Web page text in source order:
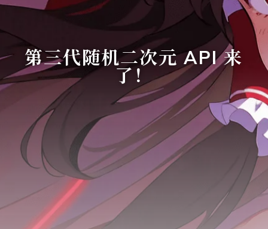
第三代随机二次元 API 来
了！